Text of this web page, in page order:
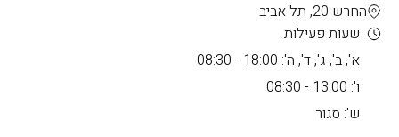
החרש 20, תל אביב
שעות פעילות
א', ב', ג', ד', ה': 18:00 - 08:30
ו': 13:00 - 08:30
ש': סגור